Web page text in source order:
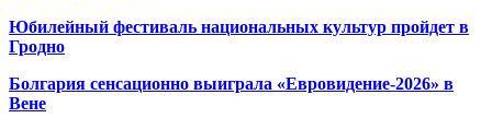
Юбилейный фестиваль национальных культур пройдет в
Гродно
Болгария сенсационно выиграла «Евровидение-2026» в
Вене